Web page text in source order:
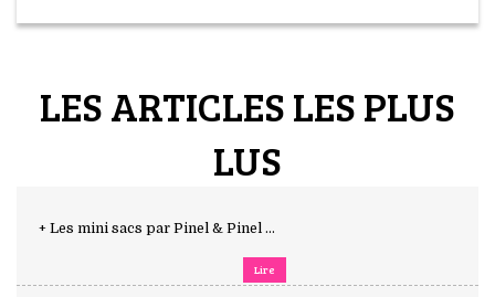
LES ARTICLES LES PLUS
LUS
+ Les mini sacs par Pinel & Pinel ...
Lire